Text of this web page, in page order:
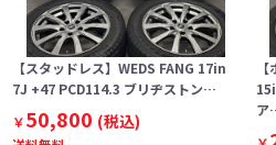
【スタッドレス】WEDS FANG 17in
7J +47 PCD114.3 ブリヂストン…
￥50,800 (税込)
ア